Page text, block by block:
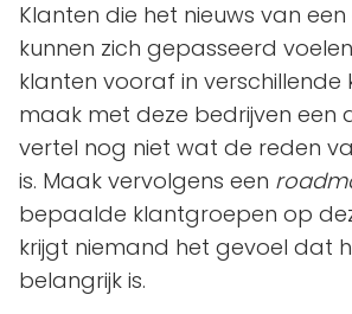
Klanten die het nieuws van
kunnen zich gepasseerd
klanten vooraf in verschillende
maak met deze bedrijven een
vertel nog niet wat de reden
is. Maak vervolgens een
bepaalde klantgroepen op
krijgt niemand het gevoel dat
belangrijk is.